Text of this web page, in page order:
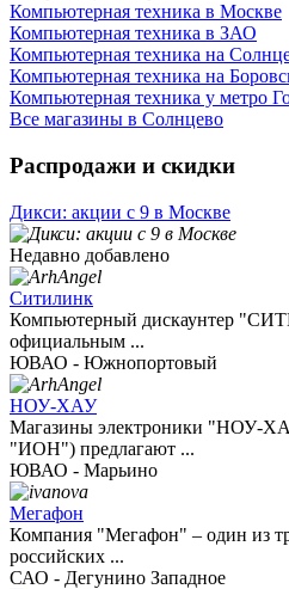
Компьютерная техника в Москве
Компьютерная техника в ЗАО
Компьютерная техника на
Компьютерная техника на
Компьютерная техника у метро
Все магазины в Солнцево
Распродажи и скидки
Дикси: акции с 9 в Москве
Недавно добавлено
Ситилинк
Компьютерный дискаунтер
официальным ...
ЮВАО - Южнопортовый
НОУ-ХАУ
Магазины электроники "НОУ-
"ИОН") предлагают ...
ЮВАО - Марьино
Мегафон
Компания "Мегафон" – один из
российских ...
САО - Дегунино Западное